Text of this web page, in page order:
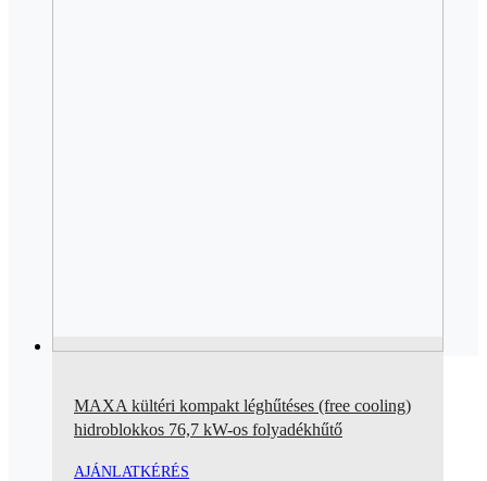
MAXA kültéri kompakt léghűtéses (free cooling)
hidroblokkos 76,7 kW-os folyadékhűtő
AJÁNLATKÉRÉS